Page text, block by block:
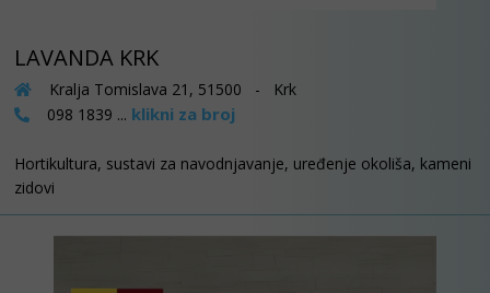
LAVANDA KRK
Kralja Tomislava 21, 51500 - Krk
098 1839 ... klikni za broj
Hortikultura, sustavi za navodnjavanje, uređenje okoliša, kameni
zidovi